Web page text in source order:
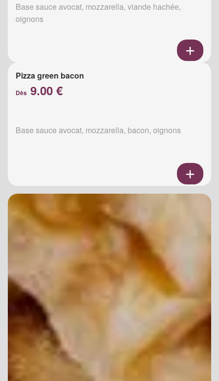
Base sauce avocat, mozzarella, viande hachée,
oignons
Pizza green bacon
Dès 9.00 €
Base sauce avocat, mozzarella, bacon, oignons